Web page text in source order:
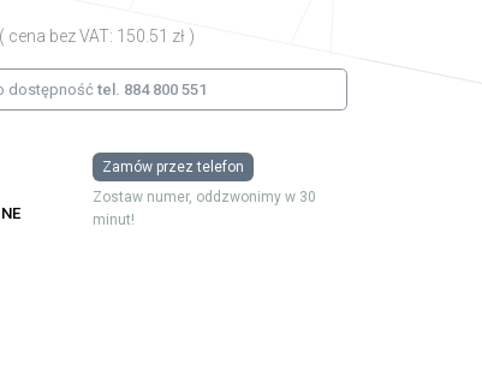
( cena bez VAT: 150.51 zł )
dostępność tel. 884 800 551
Zamów przez telefon
Zostaw numer, oddzwonimy w 30
minut!